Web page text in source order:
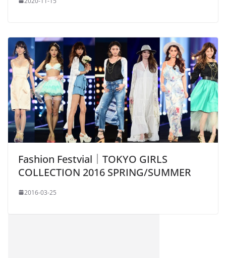
Fashion Festvial｜TOKYO GIRLS
COLLECTION 2016 SPRING/SUMMER
2016-03-25